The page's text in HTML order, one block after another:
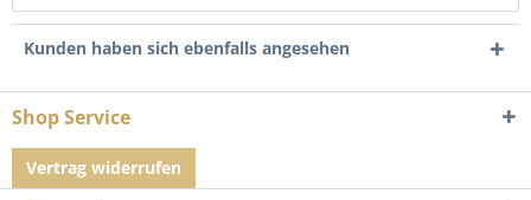
Kunden haben sich ebenfalls angesehen
Shop Service
Vertrag widerrufen